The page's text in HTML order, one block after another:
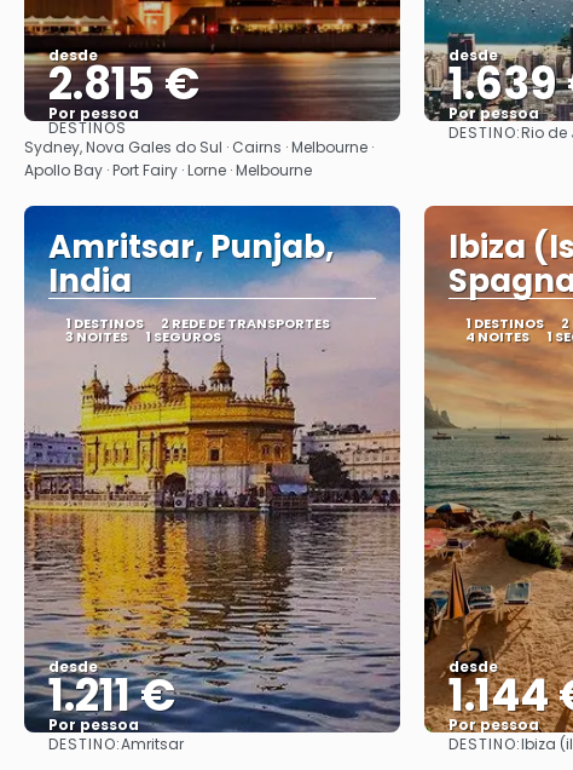
desde
2.815 €
Por pessoa
Vejo
DESTINOS
Sydney, Nova Gales do Sul · Cairns · Melbourne ·
Apollo Bay · Port Fairy · Lorne · Melbourne
desde
Por pessoa
DESTINO:Rio de
Amritsar, Punjab,
India
1 DESTINOS 2 REDE DE TRANSPORTES
3 NOITES 1 SEGUROS
desde
1.211 €
Por pessoa
DESTINO:Amritsar
Ibiza
1 DESTINOS 2
4 NOITES 1
desde
1.144
Por pessoa
DESTINO:Ibiza